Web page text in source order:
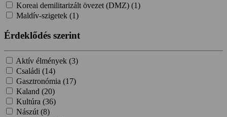
Koreai demilitarizált övezet (DMZ) (1)
Maldív-szigetek (1)
Érdeklődés szerint
Aktív élmények (3)
Családi (14)
Gasztronómia (17)
Kaland (20)
Kultúra (36)
Nászút (8)